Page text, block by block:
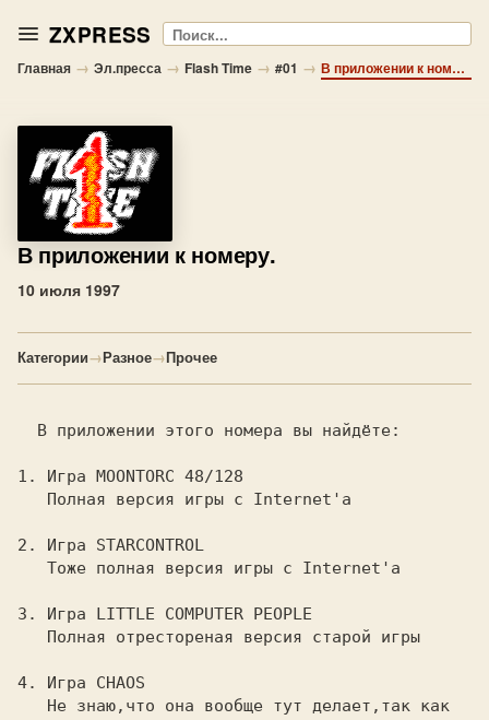
ZXPRESS Поиск
Главная → Эл.пресса → Flash Time → #01 → В приложении к номеру.
В приложении к номеру.
10 июля 1997
Категории→Разное→Прочее
1. Игра MOONTORC 48/128
Полная версия игры с Internet'а
2. Игра STARCONTROL
Тоже полная версия игры с Internet'а
3. Игра LITTLE COMPUTER PEOPLE
Полная отрестореная версия старой игры
4. Игра CHAOS
Не знаю,что она вообще тут делает,так как